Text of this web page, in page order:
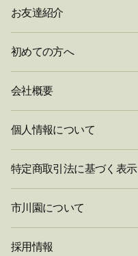
お友達紹介
初めての方へ
会社概要
個人情報について
特定商取引法に基づく表示
市川園について
採用情報